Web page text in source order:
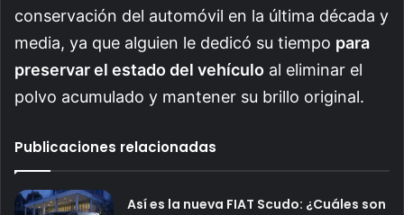
conservación del automóvil en la última década y
media, ya que alguien le dedicó su tiempo para
preservar el estado del vehículo al eliminar el
polvo acumulado y mantener su brillo original.
Publicaciones relacionadas
Así es la nueva FIAT Scudo: ¿Cuáles son